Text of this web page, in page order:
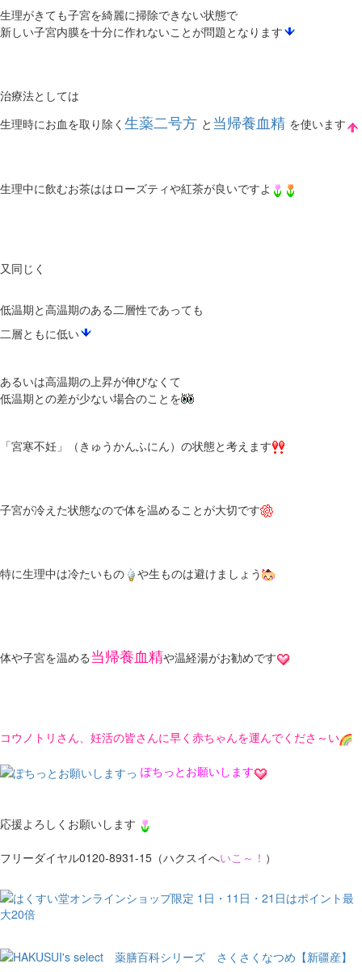
生理がきても子宮を綺麗に掃除できない状態で
新しい子宮内膜を十分に作れないことが問題となります
治療法としては
生理時にお血を取り除く 生薬二号方 と 当帰養血精 を使います
生理中に飲むお茶ははローズティや紅茶が良いですよ
又同じく
低温期と高温期のある二層性であっても
二層ともに低い
あるいは高温期の上昇が伸びなくて
低温期との差が少ない場合のことを
「宮寒不妊」（きゅうかんふにん）の状態と考えます
子宮が冷えた状態なので体を温めることが大切です
特に生理中は冷たいもの や生ものは避けましょう
体や子宮を温める当帰養血精や温経湯がお勧めです
コウノトリさん、妊活の皆さんに早く赤ちゃんを運んでくださ～い
ぽちっとお願いします
応援よろしくお願いします
フリーダイヤル0120-8931-15（ハクスイへいこ～！ ）